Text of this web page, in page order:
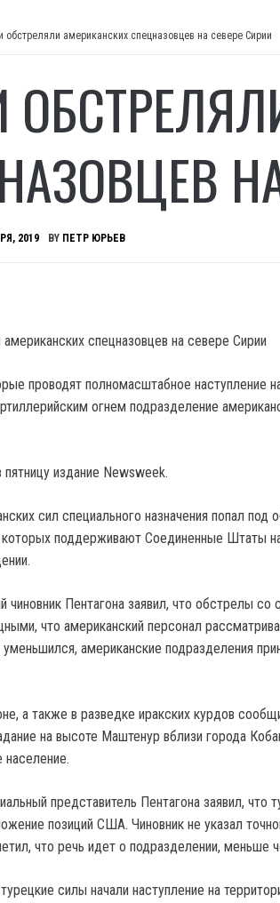
обстреляли американских спецназовцев на севере Сирии
2019 BY ПЕТР ЮРЬЕВ
проводят полномасштабное наступление
огнем подразделение
издание Newsweek.
сил специального назначения попал под
поддерживают Соединенные Штаты
чиновник Пентагона заявил, что обстрелы со
что американский персонал
американские подразделения
а также в разведке иракских курдов
на высоте Маштенур вблизи города
представитель Пентагона заявил, что
позиций США. Чиновник не указал
что речь идет о подразделении, меньше
силы начали наступление на